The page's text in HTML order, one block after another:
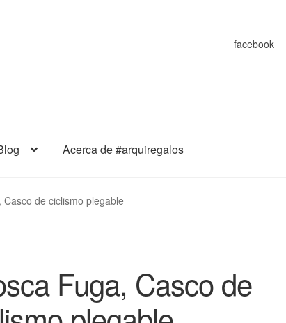
facebook
Acerca de #arquiregalos
Casco de ciclismo plegable
Fuga, Casco de